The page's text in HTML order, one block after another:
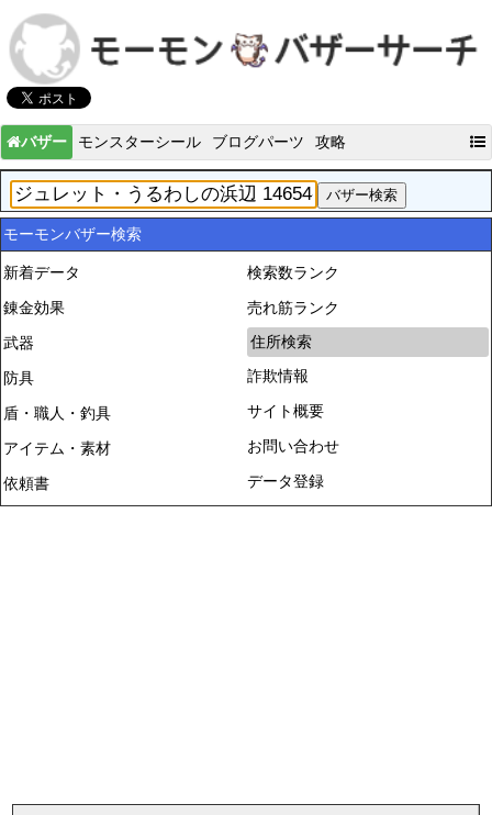
バザー モンスターシール ブログパーツ 攻略
モーモンバザー検索
新着データ
錬金効果
武器
防具
盾・職人・釣具
アイテム・素材
依頼書
検索数ランク
売れ筋ランク
住所検索
詐欺情報
サイト概要
お問い合わせ
データ登録